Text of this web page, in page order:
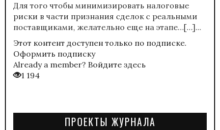
Для того чтобы минимизировать налоговые
риски в части признания сделок с реальными
поставщиками, желательно еще на этапе…[…]...
Этот контент доступен только по подписке.
Оформить подписку
Already a member? Войдите здесь
1 194
ПРОЕКТЫ ЖУРНАЛА